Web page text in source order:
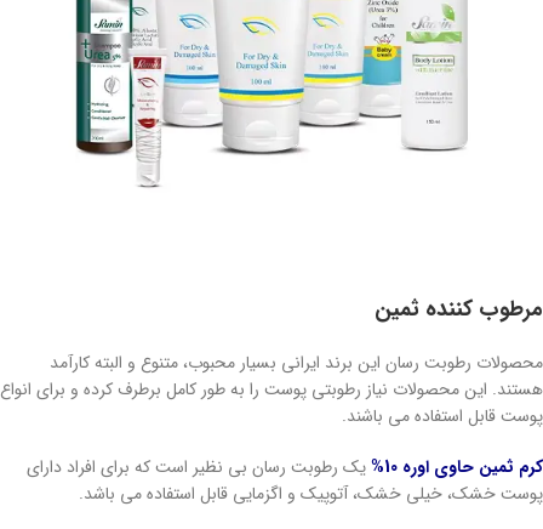
مرطوب کننده ثمین
محصولات رطوبت رسان این برند ایرانی بسیار محبوب، متنوع و البته کارآمد
هستند. این محصولات نیاز رطوبتی پوست را به طور کامل برطرف کرده و برای انواع
پوست قابل استفاده می باشند.
کرم ثمین حاوی اوره 10%
یک رطوبت رسان بی نظیر است که برای افراد دارای
پوست خشک، خیلی خشک، آتوپیک و اگزمایی قابل استفاده می باشد.